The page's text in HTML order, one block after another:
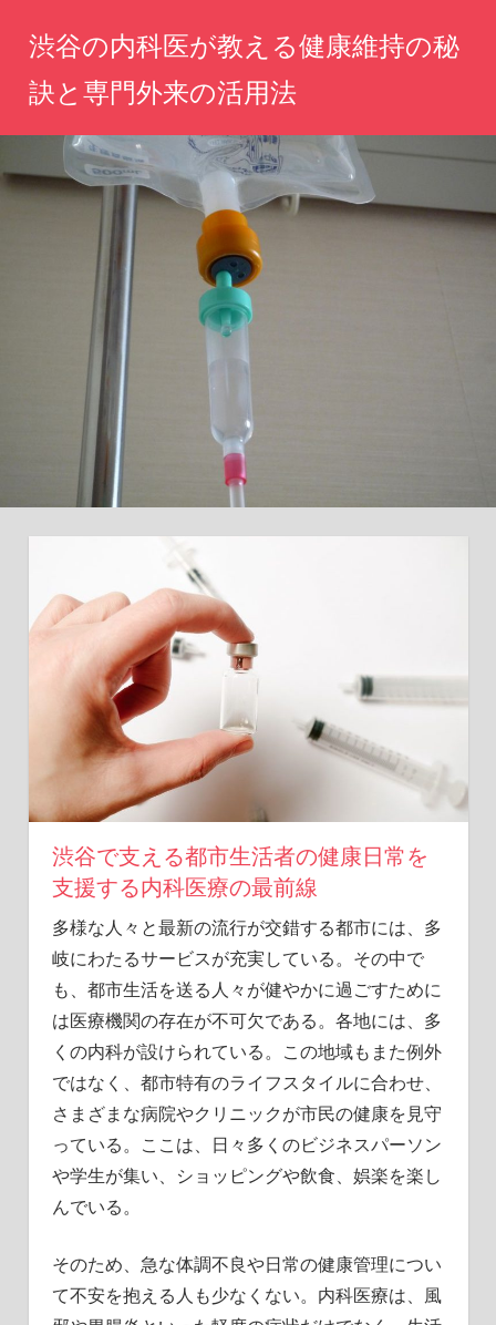
ツ
へ
渋谷の内科医が教える健康維持の秘
訣と専門外来の活用法
体
の
ヒ
ン
あ
な
渋谷で支える都市生活者の健康日常を
支援する内科医療の最前線
多様な人々と最新の流行が交錯する都市には、多
岐にわたるサービスが充実している。 その中で
も、都市生活を送る人々が健やかに過ごすために
は医療機関の存在が不可欠である。各地には、多
くの内科が設けられている。この地域もまた例外
ではなく、都市特有のライフスタイルに合わせ、
さまざまな病院やクリニックが市民の健康を見守
っている。ここは、日々多くのビジネスパーソン
や学生が集い、ショッピングや飲食、娯楽を楽し
んでいる。
そのため、急な体調不良や日常の健康管理につい
て不安を抱える人も少なくない。内科医療は、風